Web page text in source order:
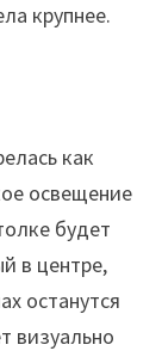
крупнее.
как
освещение
будет
в центре,
останутся
визуально